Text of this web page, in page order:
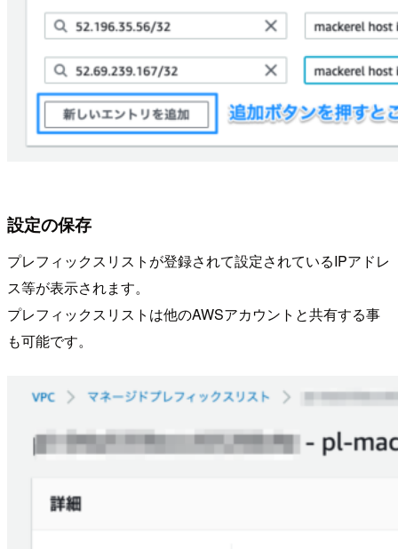
設定の保存
プレフィックスリストが登録されて設定されているIPアドレ
ス等が表示されます。
プレフィックスリストは他のAWSアカウントと共有する事
も可能です。